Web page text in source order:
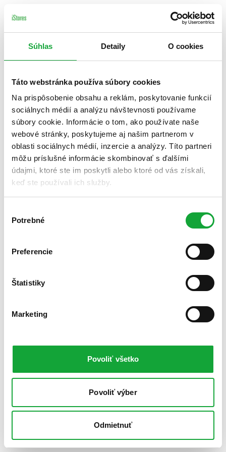
Súhlas Detaily O cookies
Táto webstránka používa súbory cookies
Na prispôsobenie obsahu a reklám, poskytovanie funkcií
sociálnych médií a analýzu návštevnosti používame
súbory cookie. Informácie o tom, ako používate naše
webové stránky, poskytujeme aj našim partnerom v
oblasti sociálnych médií, inzercie a analýzy. Títo partneri
môžu príslušné informácie skombinovať s ďalšími
údajmi, ktoré ste im poskytli alebo ktoré od vás získali,
keď ste používali ich služby.
súhlasu
Potrebné
Preferencie
Štatistiky
Marketing
Povoliť všetko
Povoliť výber
Odmietnuť